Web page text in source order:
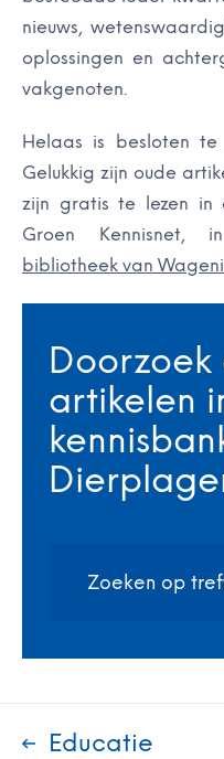
Educatie
nieuws,
oplossingen en
vakgenoten.
Helaas is besloten
Gelukkig zijn oude
zijn gratis te lezen in
Groen Kennisnet,
bibliotheek van
Doorzoek
artikelen